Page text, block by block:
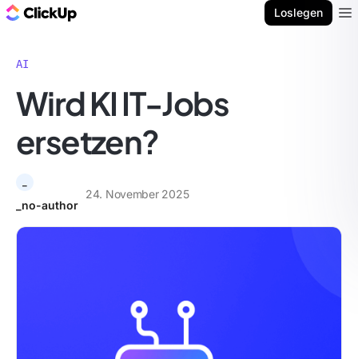
Loslegen
AI
Wird KI IT-Jobs
ersetzen?
_no-author
24. November 2025